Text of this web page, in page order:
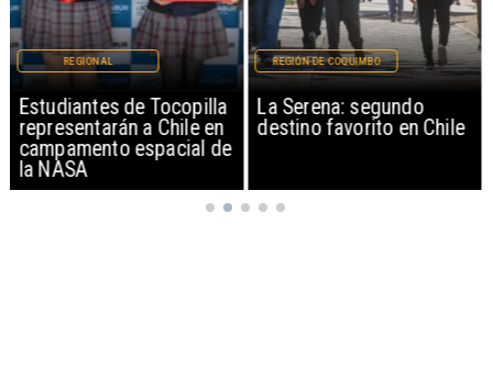
Estudiantes de Tocopilla
representarán a Chile en
campamento espacial de
la NASA
REGIONAL
La Serena: segundo
destino favorito en Chile
REGIÓN DE COQUIMBO